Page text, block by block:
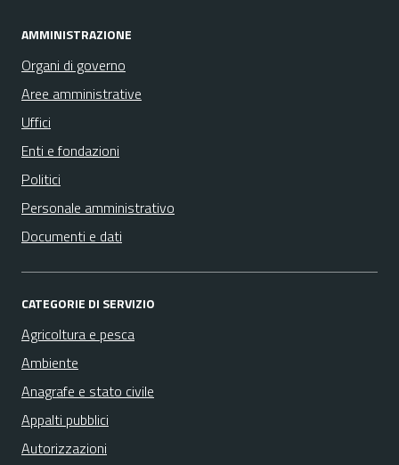
AMMINISTRAZIONE
Organi di governo
Aree amministrative
Uffici
Enti e fondazioni
Politici
Personale amministrativo
Documenti e dati
CATEGORIE DI SERVIZIO
Agricoltura e pesca
Ambiente
Anagrafe e stato civile
Appalti pubblici
Autorizzazioni